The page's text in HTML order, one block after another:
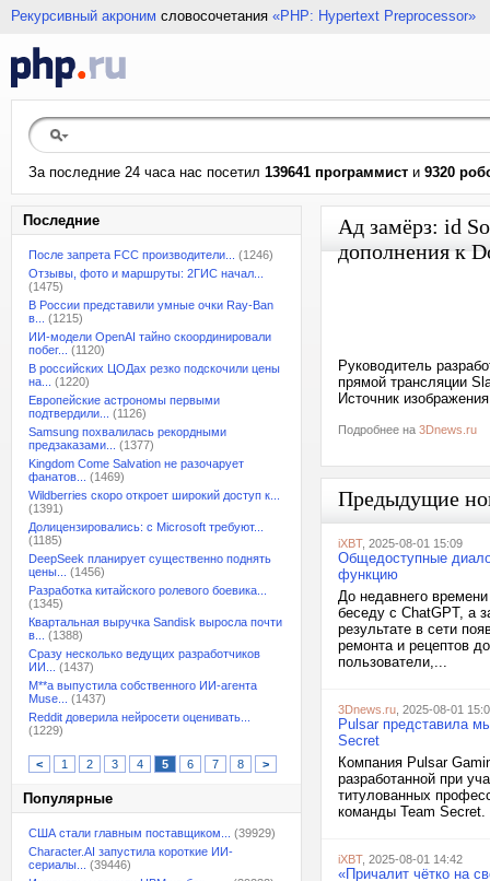
Рекурсивный акроним словосочетания «PHP: Hypertext Preprocessor»
За последние 24 часа нас посетил 139641 программист и 9320
Последние
После запрета FCC производители...
(1246)
Отзывы, фото и маршруты: 2ГИС начал...
(1475)
В России представили умные очки Ray-Ban
в...
(1215)
ИИ-модели OpenAI тайно скоординировали
побег...
(1120)
В российских ЦОДах резко подскочили цены
на...
(1220)
Европейские астрономы первыми
подтвердили...
(1126)
Samsung похвалилась рекордными
предзаказами...
(1377)
Kingdom Come Salvation не разочарует
фанатов...
(1469)
Wildberries скоро откроет широкий доступ к...
(1391)
Долицензировались: с Microsoft требуют...
(1185)
DeepSeek планирует существенно поднять
цены...
(1456)
Разработка китайского ролевого боевика...
(1345)
Квартальная выручка Sandisk выросла почти
в...
(1388)
Сразу несколько ведущих разработчиков
ИИ...
(1437)
M**a выпустила собственного ИИ-агента
Muse...
(1437)
Reddit доверила нейросети оценивать...
(1229)
< 1 2 3 4 5 6 7 8 >
Популярные
США стали главным поставщиком...
(39929)
Character.AI запустила короткие ИИ-
сериалы...
(39446)
Ад замёрз: id
дополнения к
Руководитель
прямой трансляции
Источник
Подробнее на 3Dnews.ru
Предыдущие
iXBT, 2025-08-01 15:09
Общедоступные
функцию
До недавнего
беседу с ChatGPT, а
результате в сети
ремонта и рецептов
пользователи,...
3Dnews.ru , 2025-08-01
Pulsar представила
Secret
Компания Pulsar
разработанной при
титулованных
команды Team Secret.
iXBT, 2025-08-01 14:42
«Причалит чётко на